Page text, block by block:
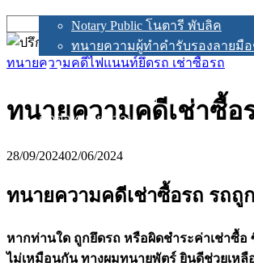
Notary Public โนตารี พับลิค
ทนายความผู้ทำคำรับรองลายมือ
เงื่อนไขการจ้างทนาย
ติดต่อทนายความ
for:
ทนายความคดีไฟแนนท์ยึดรถ เช่าซื้อรถ
ทนายความคดีเช่าซื้อ
28/09/202402/06/2024
ทนายความคดีเช่าซื้อรถ รถถู
หากท่านใด ถูกยึดรถ หรือผิดชำระค่าเช่าซื้
ไม่เหมือนกัน ทางผมทนายพัตร์ ยินดีช่วยเห